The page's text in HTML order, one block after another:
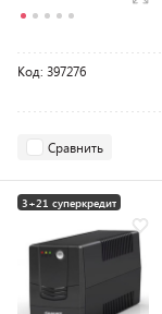
Код: 397276
Сравнить
3+21 суперкредит
Разумная цена